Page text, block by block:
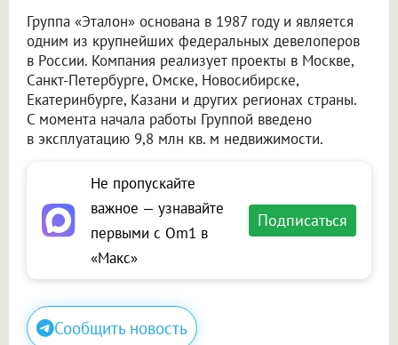
Группа «Эталон» основана в 1987 году и является
одним из крупнейших федеральных девелоперов
в России. Компания реализует проекты в Москве,
Санкт-Петербурге, Омске, Новосибирске,
Екатеринбурге, Казани и других регионах страны.
С момента начала работы Группой введено
в эксплуатацию 9,8 млн кв. м недвижимости.
Не пропускайте
важное — узнавайте
первыми с Om1 в
«Макс»
Подписаться
Сообщить новость